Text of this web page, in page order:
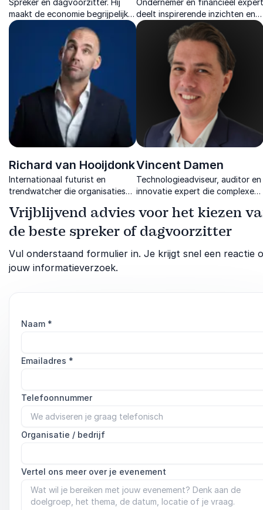
Spreker en dagvoorzitter. Hij
maakt de economie begrijpelijk
en relevant, met energie, humor
en inzichten als econoom,
columnist en ondernemer.
Ondernemer en financieel expert
deelt inspirerende inzichten en
praktische strategieën om
organisaties te laten groeien en
financieel sterker te maken.
Richard van Hooijdonk
Internationaal futurist en
trendwatcher die organisaties
keynotes over AI, innovatie en
leiderschap.
Vincent Damen
Technologieadviseur, auditor en
innovatie expert die complexe
vraagstukken vertaalt naar
duidelijke inzichten voor elke
organisatie.
Vrijblijvend advies voor het kiezen
de beste spreker of dagvoorzitter
Vul onderstaand formulier in. Je krijgt snel een reactie
jouw informatieverzoek.
Naam *
Emailadres *
Telefoonnummer
Organisatie / bedrijf
Vertel ons meer over je evenement